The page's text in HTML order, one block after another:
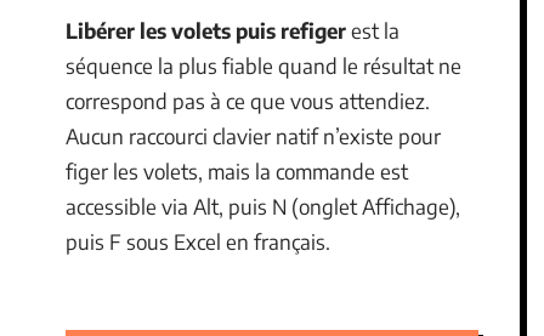
Libérer les volets puis refigerest la
séquence la plus fiable quand le résultat ne
correspond pas à ce que vous attendiez.
Aucun raccourci clavier natif n’existe pour
figer les volets, mais la commande est
accessible via Alt, puis N (onglet Affichage),
puis F sous Excel en français.